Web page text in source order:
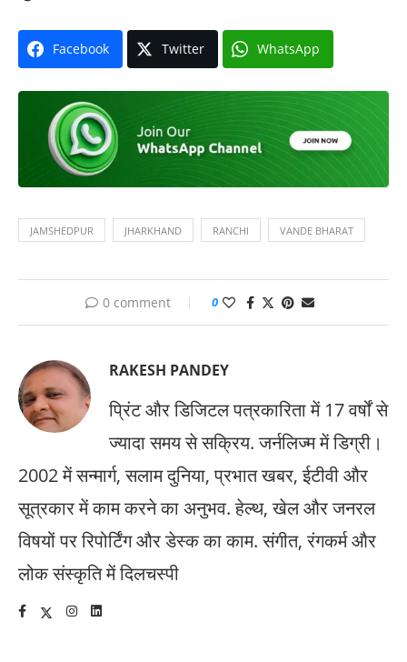
Facebook Twitter WhatsApp
JAMSHEDPUR JHARKHAND RANCHI VANDE BHARAT
0 comment 0
RAKESH PANDEY
प्रिंट और डिजिटल पत्रकारिता में 17 वर्षों से
ज्यादा समय से सक्रिय. जर्नलिज्म में डिग्री।
2002 में सन्मार्ग, सलाम दुनिया, प्रभात खबर, ईटीवी और
सूत्रकार में काम करने का अनुभव. हेल्थ, खेल और जनरल
विषयों पर रिपोर्टिंग और डेस्क का काम. संगीत, रंगकर्म और
लोक संस्कृति में दिलचस्पी